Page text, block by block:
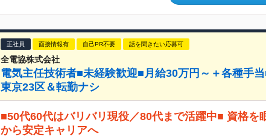
正社員 面接情報有 自己PR不要 話を聞きたい応募可
全電協株式会社
電気主任技術者■未経験歓迎■月給30万円～＋各種手
東京23区＆転勤ナシ
■50代60代はバリバリ現役／80代まで活躍中■ 資格を
から安定キャリアへ